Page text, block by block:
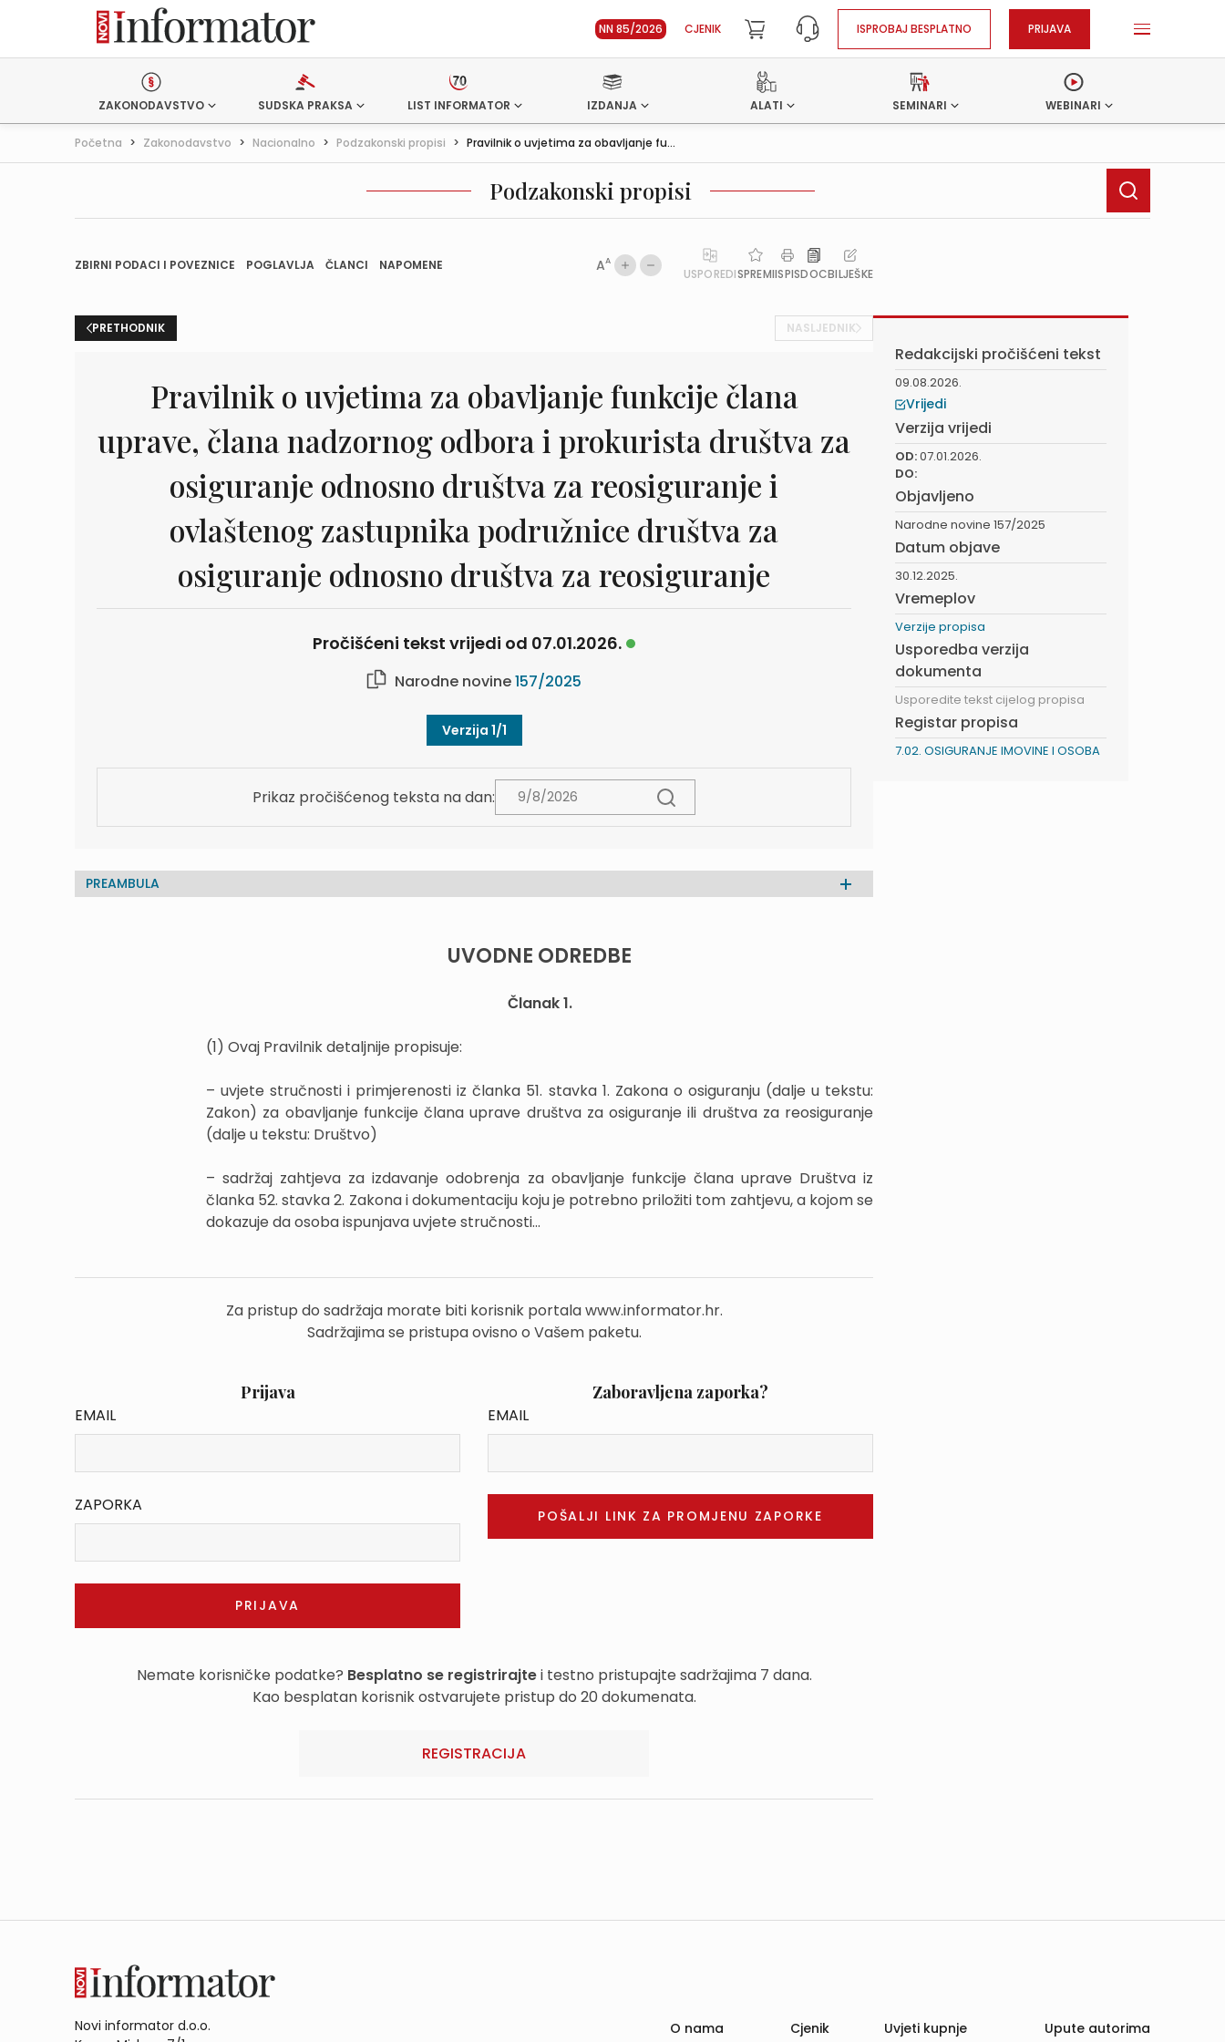
NN 85/2026 CJENIK ISPROBAJ BESPLATNO PRIJAVA
ZAKONODAVSTVO SUDSKA PRAKSA LIST INFORMATOR IZDANJA ALATI SEMINARI WEBINARI
Početna > Zakonodavstvo > Nacionalno > Podzakonski propisi > Pravilnik o uvjetima za obavljanje fu...
Podzakonski propisi
ZBIRNI PODACI I POVEZNICE POGLAVLJA ČLANCI NAPOMENE AA
USPOREDISPREMIISPISDOCBILJEŠKE
PRETHODNIK NASLJEDNIK
Pravilnik o uvjetima za obavljanje funkcije člana
uprave, člana nadzornog odbora i prokurista društva za
osiguranje odnosno društva za reosiguranje i
ovlaštenog zastupnika podružnice društva za
osiguranje odnosno društva za reosiguranje
Pročišćeni tekst vrijedi od 07.01.2026.
Narodne novine157/2025
Verzija 1/1
Prikaz pročišćenog teksta na dan:
PREAMBULA
UVODNE ODREDBE
Članak 1.
(1) Ovaj Pravilnik detaljnije propisuje:
– uvjete stručnosti i primjerenosti iz članka 51. stavka 1. Zakona o osiguranju (dalje u tekstu:
Zakon) za obavljanje funkcije člana uprave društva za osiguranje ili društva za reosiguranje
(dalje u tekstu: Društvo)
– sadržaj zahtjeva za izdavanje odobrenja za obavljanje funkcije člana uprave Društva iz
članka 52. stavka 2. Zakona i dokumentaciju koju je potrebno priložiti tom zahtjevu, a kojom se
dokazuje da osoba ispunjava uvjete stručnosti...
Za pristup do sadržaja morate biti korisnik portala www.informator.hr.
Sadržajima se pristupa ovisno o Vašem paketu.
Prijava
EMAIL
ZAPORKA
Zaboravljena zaporka?
EMAIL
Nemate korisničke podatke? Besplatno se registrirajtei testno pristupajte sadržajima 7 dana.
Kao besplatan korisnik ostvarujete pristup do 20 dokumenata.
REGISTRACIJA
Redakcijski pročišćeni tekst
09.08.2026.
Vrijedi
Verzija vrijedi
OD:07.01.2026.
DO:
Objavljeno
Narodne novine 157/2025
Datum objave
30.12.2025.
Vremeplov
Verzije propisa
Usporedba verzija
dokumenta
Usporedite tekst cijelog propisa
Registar propisa
7.02. OSIGURANJE IMOVINE I OSOBA
Novi informator d.o.o.
O nama Cjenik Uvjeti kupnje Upute autorima